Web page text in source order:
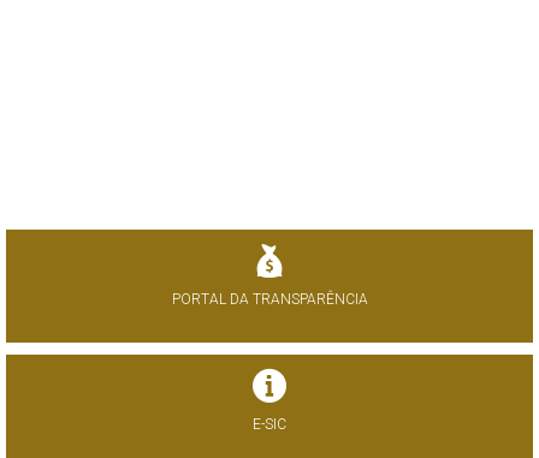
PORTAL DA TRANSPARÊNCIA
E-SIC